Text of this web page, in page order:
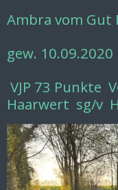
Ambra vom Gut
gew. 10.09.2020
VJP 73 Punkte
Haarwert sg/v